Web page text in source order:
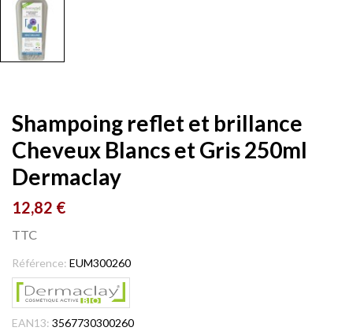
Shampoing reflet et brillance
Cheveux Blancs et Gris 250ml
Dermaclay
12,82 €
TTC
Référence: EUM300260
EAN13: 3567730300260